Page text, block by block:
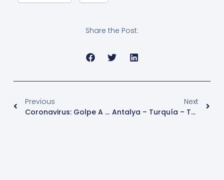
Share the Post:
Previous
Coronavirus: Golpe A Las Aerolíneas – Notiturismo
Next
Antalya – Turquía – Turismo